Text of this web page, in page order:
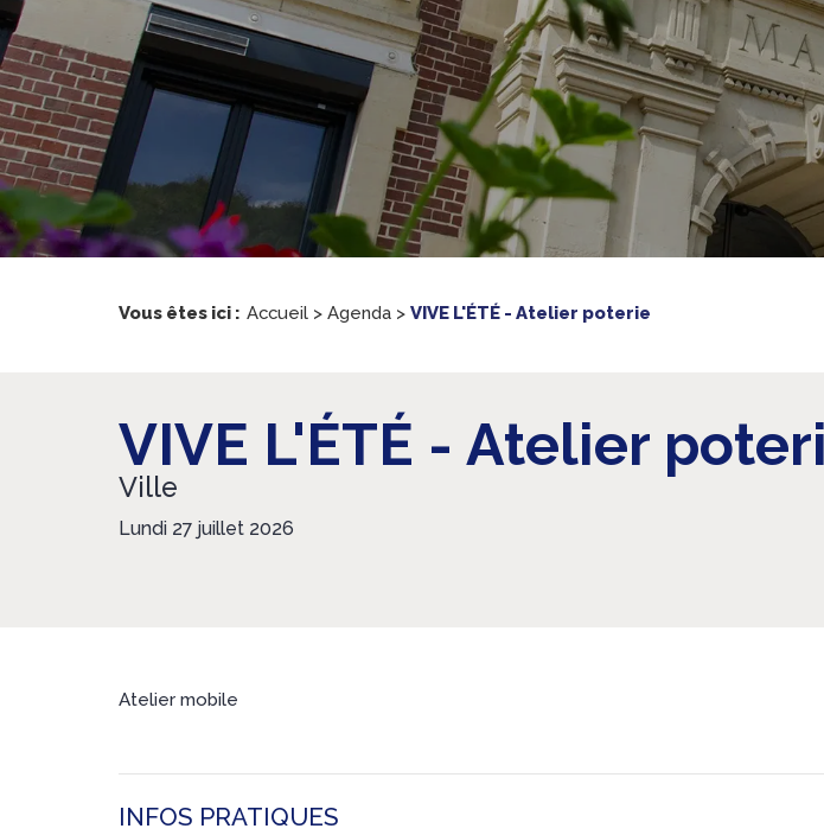
Vous êtes ici : Accueil > Agenda > VIVE L'ÉTÉ - Atelier poterie
VIVE L'ÉTÉ - Atelier
Ville
Lundi 27 juillet 2026
Atelier mobile
INFOS PRATIQUES